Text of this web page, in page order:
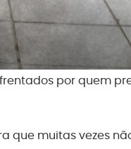
por quem
que muitas vezes